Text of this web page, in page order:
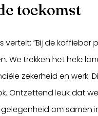
toekomst
“Bij de koffiebar
We trekken het hele
zekerheid en werk.
Ontzettend leuk dat
om samen